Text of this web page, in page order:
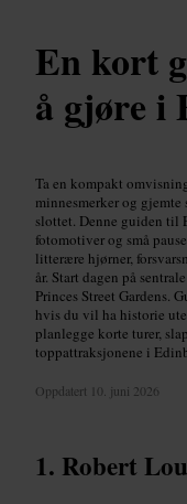
En kort
å gjøre i
Ta en kompakt
minnesmerker og
slottet. Denne guiden til
fotomotiver og små
litterære hjørner,
år. Start dagen på
Princes Street Gardens.
hvis du vil ha historie
planlegge korte turer,
toppattraksjonene i
Oppdatert 10. juni 2026
Robert